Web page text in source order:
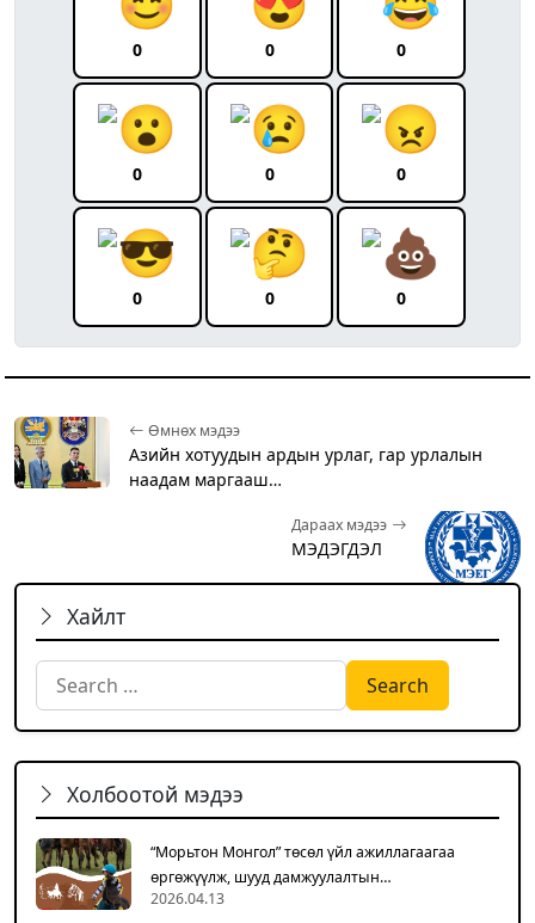
0 0 0
0 0 0
0 0 0
Өмнөх мэдээ
Азийн хотуудын ардын урлаг, гар урлалын
наадам маргааш…
Дараах мэдээ
МЭДЭГДЭЛ
Хайлт
Search for:
Холбоотой мэдээ
“Морьтон Монгол” төсөл үйл ажиллагаагаа
өргөжүүлж, шууд дамжуулалтын…
2026.04.13